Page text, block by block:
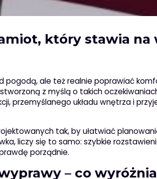
który stawia
pogodą, ale też realnie poprawiać
z myślą o takich
przemyślanego układu wnętrza i
tak, by ułatwiać
liczy się to samo: szybkie
porządnie.
– co